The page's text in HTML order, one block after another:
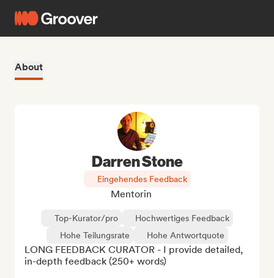
About
Darren Stone
Eingehendes Feedback
Mentorin
Top-Kurator/pro
Hochwertiges Feedback
Hohe Teilungsrate
Hohe Antwortquote
LONG FEEDBACK CURATOR - I provide detailed,
in-depth feedback (250+ words)